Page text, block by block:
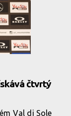
čtvrtý
Val di Sole